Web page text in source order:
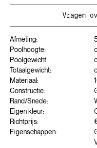
Vragen
Afmeting:
Poolhoogte:
Poolgewicht:
Totaalgewicht:
Materiaal:
Constructie:
Rand/Snede:
Eigen kleur:
Richtprijs:
Eigenschappen: